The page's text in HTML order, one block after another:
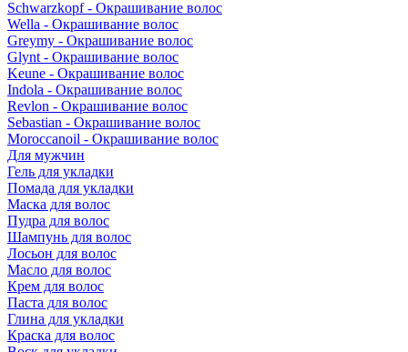
Schwarzkopf - Окрашивание волос
Wella - Окрашивание волос
Greymy - Окрашивание волос
Glynt - Окрашивание волос
Keune - Окрашивание волос
Indola - Окрашивание волос
Revlon - Окрашивание волос
Sebastian - Окрашивание волос
Moroccanoil - Окрашивание волос
Для мужчин
Гель для укладки
Помада для укладки
Маска для волос
Пудра для волос
Шампунь для волос
Лосьон для волос
Масло для волос
Крем для волос
Паста для волос
Глина для укладки
Краска для волос